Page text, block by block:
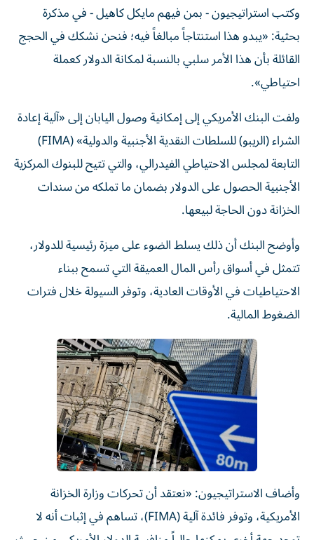
وكتب استراتيجيون - بمن فيهم مايكل كاهيل - في مذكرة
بحثية: «يبدو هذا استنتاجاً مبالغاً فيه؛ فنحن نشكك في الحجج
القائلة بأن هذا الأمر سلبي بالنسبة لمكانة الدولار كعملة
احتياطي».
ولفت البنك الأمريكي إلى إمكانية وصول اليابان إلى «آلية إعادة
الشراء (الريبو) للسلطات النقدية الأجنبية والدولية» (FIMA)
التابعة لمجلس الاحتياطي الفيدرالي، والتي تتيح للبنوك المركزية
الأجنبية الحصول على الدولار بضمان ما تملكه من سندات
الخزانة دون الحاجة لبيعها.
وأوضح البنك أن ذلك يسلط الضوء على ميزة رئيسية للدولار،
تتمثل في أسواق رأس المال العميقة التي تسمح ببناء
الاحتياطيات في الأوقات العادية، وتوفر السيولة خلال فترات
الضغوط المالية.
وأضاف الاستراتيجيون: «نعتقد أن تحركات وزارة الخزانة
الأمريكية، وتوفر فائدة آلية (FIMA)، تساهم في إثبات أنه لا